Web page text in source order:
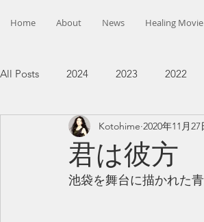
Home About News Healing
All Posts 2024 2023 2022
君は彼方
Kotohime 2020年11月27
池袋を舞台に描かれた